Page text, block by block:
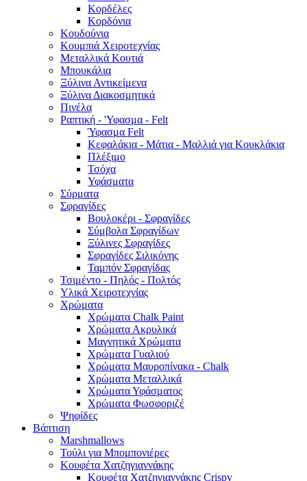
Κορδέλες
Κορδόνια
Κουδούνια
Κουμπιά Χειροτεχνίας
Μεταλλικά Κουτιά
Μπουκάλια
Ξύλινα Αντικείμενα
Ξύλινα Διακοσμητικά
Πινέλα
Ραπτική - 'Υφασμα - Felt
Ύφασμα Felt
Κεφαλάκια - Μάτια - Μαλλιά για Κουκλάκια
Πλέξιμο
Τσόχα
Υφάσματα
Σύρματα
Σφραγίδες
Βουλοκέρι - Σφραγίδες
Σύμβολα Σφραγίδων
Ξύλινες Σφραγίδες
Σφραγίδες Σιλικόνης
Ταμπόν Σφραγίδας
Τσιμέντο - Πηλός - Πολτός
Υλικά Χειροτεχνίας
Χρώματα
Χρώματα Chalk Paint
Χρώματα Ακρυλικά
Μαγνητικά Χρώματα
Χρώματα Γυαλιού
Χρώματα Μαυροπίνακα - Chalk
Χρώματα Μεταλλικά
Χρώματα Υφάσματος
Χρώματα Φωσφοριζέ
Ψηφίδες
Βάπτιση
Marshmallows
Τούλι για Μπομπονιέρες
Κουφέτα Χατζηγιαννάκης
Κουφέτα Χατζηγιαννάκης Crispy